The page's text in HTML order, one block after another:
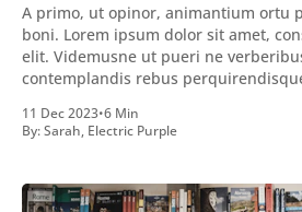
A primo, ut opinor, animantium ortu
boni. Lorem ipsum dolor sit amet,
elit. Videmusne ut pueri ne
contemplandis rebus
inveniri verbum potest quod magis
quod Graece, quam declarat voluptas.
11 Dec 2023•6 Min
By:Sarah, Electric Purple